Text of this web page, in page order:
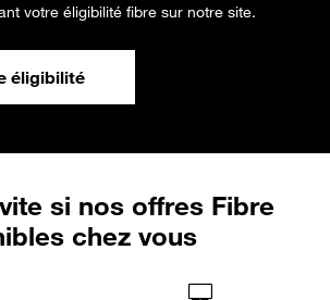
votre éligibilité fibre sur notre site.
éligibilité
si nos offres Fibre
chez vous